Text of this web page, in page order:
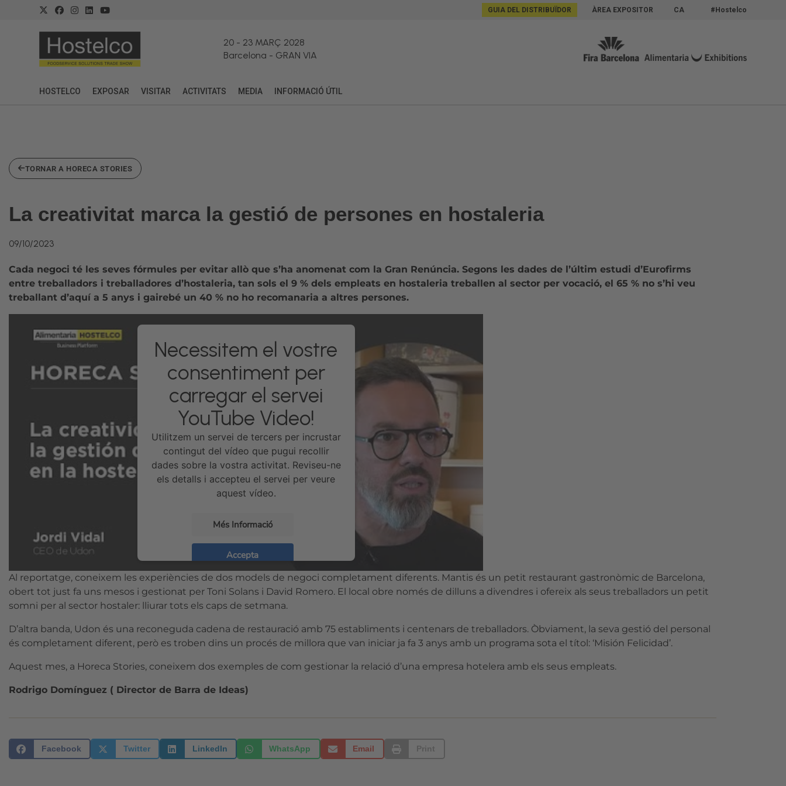
GUIA DEL DISTRIBUÏDOR ÀREA EXPOSITOR CA #Hostelco
20- 23 MARÇ 2028
Barcelona - GRAN VIA
HOSTELCO EXPOSAR VISITAR ACTIVITATS MEDIA INFORMACIÓ ÚTIL
TORNAR A HORECA STORIES
La creativitat marca la gestió de persones en hostaleria
09/10/2023
Cada negoci té les seves fórmules per evitar allò que s’ha anomenat com la Gran Renúncia. Segons les dades de l’últim estudi d’Eurofirms
entre treballadors i treballadores d’hostaleria, tan sols el 9 % dels empleats en hostaleria treballen al sector per vocació, el 65 % no s’hi veu
treballant d’aquí a 5 anys i gairebé un 40 % no ho recomanaria a altres persones.
Necessitem el vostre
consentiment per
carregar el servei
YouTube Video!
Utilitzem un servei de tercers per incrustar
contingut del vídeo que pugui recollir
dades sobre la vostra activitat. Reviseu-ne
els detalls i accepteu el servei per veure
aquest vídeo.
Més Informació
Accepta
powered byUsercentrics Consent
Management Platform
Al reportatge, coneixem les experiències de dos models de negoci completament diferents. Mantis és un petit restaurant gastronòmic de Barcelona,
obert tot just fa uns mesos i gestionat per Toni Solans i David Romero. El local obre només de dilluns a divendres i ofereix als seus treballadors un petit
somni per al sector hostaler: lliurar tots els caps de setmana.
D’altra banda, Udon és una reconeguda cadena de restauració amb 75 establiments i centenars de treballadors. Òbviament, la seva gestió del personal
és completament diferent, però es troben dins un procés de millora que van iniciar ja fa 3 anys amb un programa sota el títol: ‘Misión Felicidad’.
Aquest mes, a Horeca Stories, coneixem dos exemples de com gestionar la relació d’una empresa hotelera amb els seus empleats.
Rodrigo Domínguez ( Director de Barra de Ideas)
Facebook Twitter LinkedIn WhatsApp Email Print